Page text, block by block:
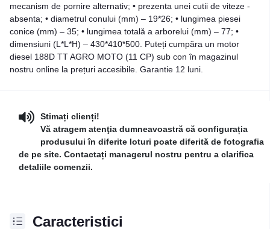
mecanism de pornire alternativ; • prezenta unei cutii de viteze -
absenta; • diametrul conului (mm) – 19*26; • lungimea piesei
conice (mm) – 35; • lungimea totală a arborelui (mm) – 77; •
dimensiuni (L*L*H) – 430*410*500. Puteți cumpăra un motor
diesel 188D TT AGRO MOTO (11 CP) sub con în magazinul
nostru online la prețuri accesibile. Garantie 12 luni.
Stimați clienți!
Vă atragem atenţia dumneavoastră că configurația
produsului în diferite loturi poate diferită de fotografia
de pe site. Contactați managerul nostru pentru a clarifica
detaliile comenzii.
Caracteristici